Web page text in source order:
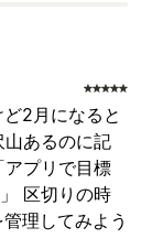
2月になると
あるのに記
プリで目標
区切りの時
理してみよう